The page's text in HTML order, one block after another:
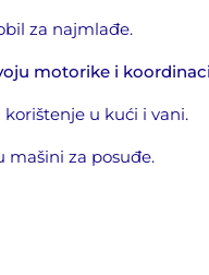
za najmlađe.
motorike i
u kući i vani.
mašini za posuđe.